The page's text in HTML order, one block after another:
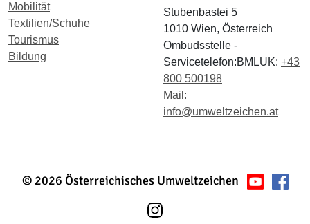
Mobilität
Textilien/Schuhe
Tourismus
Bildung
Stubenbastei 5
1010 Wien, Österreich
Ombudsstelle -
Servicetelefon:BMLUK: +43
800 500198
Mail:
info@umweltzeichen.at
© 2026 Österreichisches Umweltzeichen